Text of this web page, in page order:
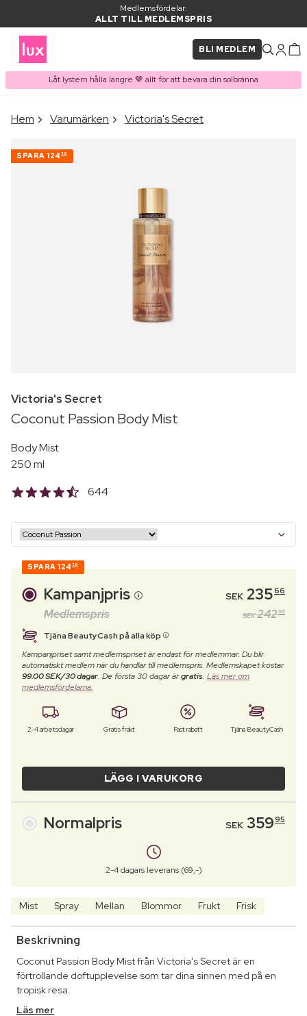
Medlemsfördelar:
ALLT TILL MEDLEMSPRIS
BLI MEDLEM
Låt lystern hålla längre 🤎 allt för att bevara din solbränna
PRODUKT I VARUKORGEN
Hem Varumärken Victoria's Secret
SPARA 124 29
Victoria's Secret
Coconut Passion Body Mist
Body Mist
250 ml
644
SPARA 124 29
Kampanjpris SEK 23566
Medlemspris SEK 24295
Tjäna BeautyCash på alla köp
Kampanjpriset samt medlemspriset är endast för medlemmar. Du blir
automatiskt medlem när du handlar till medlemspris. Medlemskapet kostar
99.00 SEK/30 dagar. De första 30 dagar ärgratis. Läs mer om
medlemsfördelarna.
2-4 arbetsdagar Gratis frakt Fast rabatt Tjäna BeautyCash
LÄGG I VARUKORG
Normalpris SEK 35995
2-4 dagars leverans (69,-)
Mist Spray Mellan Blommor Frukt Frisk
Beskrivning
Coconut Passion Body Mist från Victoria's Secret är en
förtrollande doftupplevelse som tar dina sinnen med på en
tropisk resa.
Läs mer